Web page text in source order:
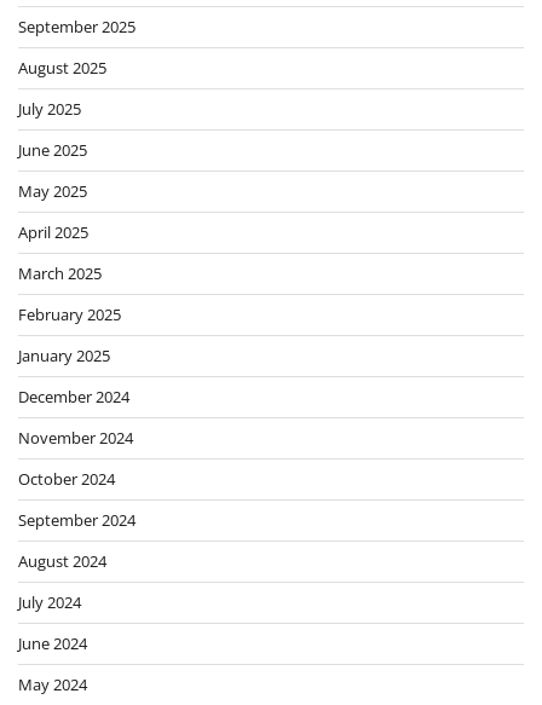
September 2025
August 2025
July 2025
June 2025
May 2025
April 2025
March 2025
February 2025
January 2025
December 2024
November 2024
October 2024
September 2024
August 2024
July 2024
June 2024
May 2024